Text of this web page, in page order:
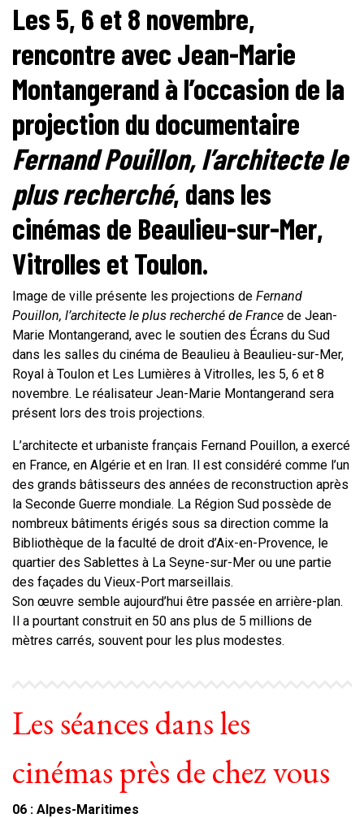
Les 5, 6 et 8 novembre,
rencontre avec Jean-Marie
Montangerand à l’occasion de la
projection du documentaire
Fernand Pouillon, l’architecte le
plus recherché, dans les
cinémas de Beaulieu-sur-Mer,
Vitrolles etToulon.
Image de ville présente les projections de Fernand
Pouillon, l’architecte le plus recherché de France de Jean-
Marie Montangerand, avec le soutien des Écrans du Sud
dans les salles du cinéma de Beaulieu à Beaulieu-sur-Mer,
Royal à Toulon et Les Lumières à Vitrolles, les 5, 6 et 8
novembre. Le réalisateur Jean-Marie Montangerand sera
présent lors des trois projections.
L’architecte et urbaniste français Fernand Pouillon, a exercé
en France, en Algérie et en Iran. Il est considéré comme l’un
des grands bâtisseurs des années de reconstruction après
la Seconde Guerre mondiale. La Région Sud possède de
nombreux bâtiments érigés sous sa direction comme la
Bibliothèque de la faculté de droit d’Aix-en-Provence, le
quartier des Sablettes à La Seyne-sur-Mer ou une partie
des façades du Vieux-Port marseillais.
Son œuvre semble aujourd’hui être passée en arrière-plan.
Il a pourtant construit en 50 ans plus de 5 millions de
mètres carrés, souvent pour les plus modestes.
Les séances dans les
cinémas près de chez vous
06 : Alpes-Maritimes